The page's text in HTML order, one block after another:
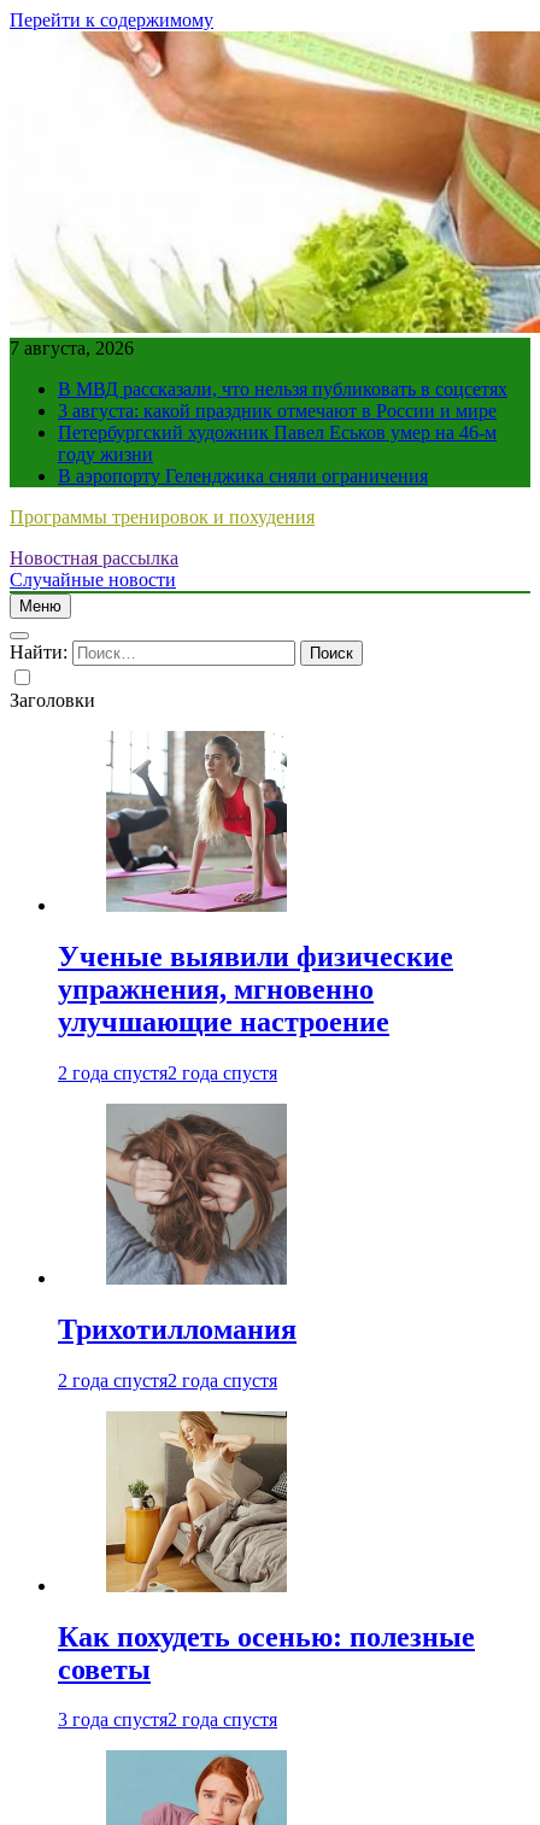
Перейти к содержимому
7 августа, 2026
В МВД рассказали, что нельзя публиковать в соцсетях
3 августа: какой праздник отмечают в России и мире
Петербургский художник Павел Еськов умер на 46-м
году жизни
В аэропорту Геленджика сняли ограничения
Программы тренировок и похудения
Новостная рассылка
Случайные новости
Меню
Найти:
Заголовки
Ученые выявили физические
упражнения, мгновенно
улучшающие настроение
2 года спустя2 года спустя
Трихотилломания
2 года спустя2 года спустя
Как похудеть осенью: полезные
советы
3 года спустя2 года спустя